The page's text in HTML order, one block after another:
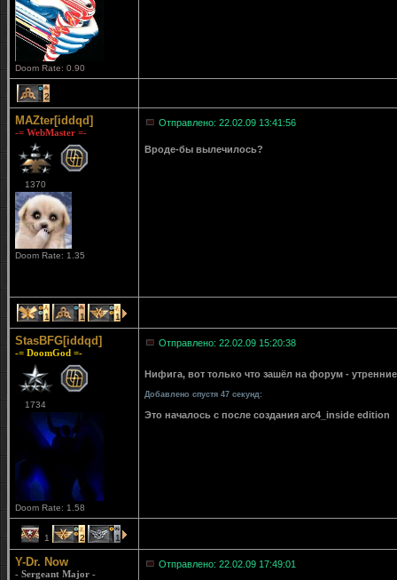
Doom Rate: 0.90
2
MAZter[iddqd]
-= WebMaster =-
1370
Doom Rate: 1.35
Отправлено: 22.02.09 13:41:56
Вроде-бы вылечилось?
1 1 1
StasBFG[iddqd]
-= DoomGod =-
1734
Doom Rate: 1.58
Отправлено: 22.02.09 15:20:38
Нифига, вот только что зашёл на форум -
Добавлено спустя 47 секунд:
Это началось с после создания arc4_inside edition
1 2 1
Y-Dr. Now
- Sergeant Major -
Отправлено: 22.02.09 17:49:01